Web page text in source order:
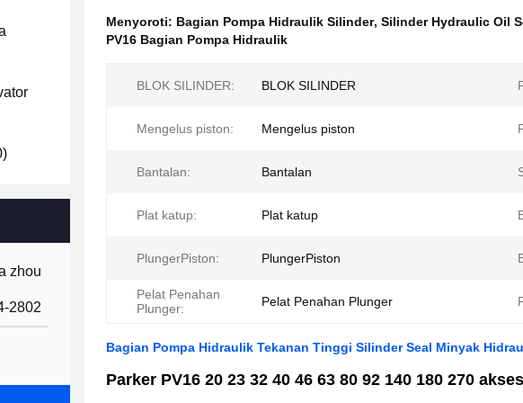
zhou
2802
Menyoroti: Bagian Pompa Hidraulik Silinder, Silinder Hydraulic Oil
PV16 Bagian Pompa Hidraulik
BLOK SILINDER: BLOK SILINDER
Mengelus piston: Mengelus piston
Bantalan: Bantalan
Plat katup: Plat katup
PlungerPiston: PlungerPiston
Pelat Penahan
Plunger:
Pelat Penahan Plunger
Bagian Pompa Hidraulik Tekanan Tinggi Silinder Seal Minyak
Parker PV16 20 23 32 40 46 63 80 92 140 180 270